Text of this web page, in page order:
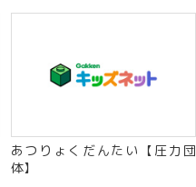
あつりょくだんたい【圧力団
体】